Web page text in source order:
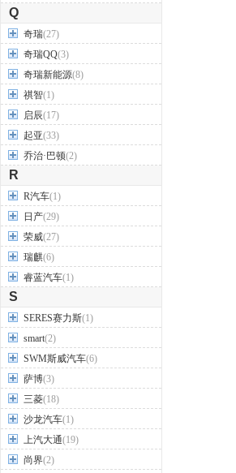
Q
奇瑞(27)
奇瑞QQ(3)
奇瑞新能源(8)
祺智(1)
启辰(17)
起亚(33)
乔治·巴顿(2)
R
R汽车(1)
日产(29)
荣威(27)
瑞麒(6)
睿蓝汽车(1)
S
SERES赛力斯(1)
smart(2)
SWM斯威汽车(6)
萨博(3)
三菱(18)
沙龙汽车(1)
上汽大通(19)
尚界(2)